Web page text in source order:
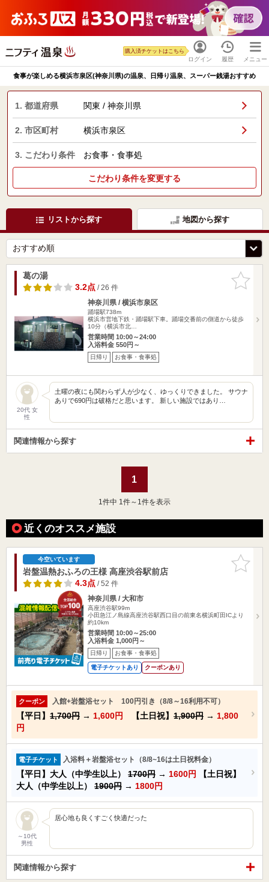
ログイン
購入済チケットはこちら
履歴 メニュー
食事が楽しめる横浜市泉区(神奈川県)の温泉、日帰り温泉、スーパー銭湯おすすめ
1. 都道府県 関東 / 神奈川県
2. 市区町村 横浜市泉区
3. こだわり条件 お食事・食事処
こだわり条件を変更する
リストから探す 地図から探す
お気に入
りに追加
葛の湯
3.2点/ 26 件
神奈川県 / 横浜市泉区
踊場駅738m
横浜市営地下鉄・踊場駅下車。踊場交番前の側道から徒歩
10分（横浜市北…
営業時間 10:00～24:00
入浴料金 550円～
日帰り お食事・食事処
20代 女
性
土曜の夜にも関わらず人が少なく、ゆっくりできました。 サウナ
ありで690円は破格だと思います。 新しい施設ではあり…
関連情報から探す
1
1 件中 1件～1件を表示
近くのオススメ施設
お気に入
りに追加
今空いています
岩盤温熱おふろの王様 高座渋谷駅前店
4.3点/ 52 件
神奈川県 / 大和市
高座渋谷駅99m
小田急江ノ島線高座渋谷駅西口目の前東名横浜町田ICより
約10km
営業時間 10:00～25:00
入浴料金 1,000円～
日帰り お食事・食事処
電子チケットあり クーポンあり
クーポン 入館+岩盤浴セット 100円引き（8/8～16利用不可）
【平日】 1,700円 → 1,600円 【土日祝】 1,900円 → 1,800
円
電子チケット 入浴料＋岩盤浴セット（8/8~16は土日祝料金）
【平日】大人（中学生以上） 1700円 → 1600円
【土日祝】
大人（中学生以上） 1900円 → 1800円
～10代
男性
居心地も良くすごく快適だった
関連情報から探す